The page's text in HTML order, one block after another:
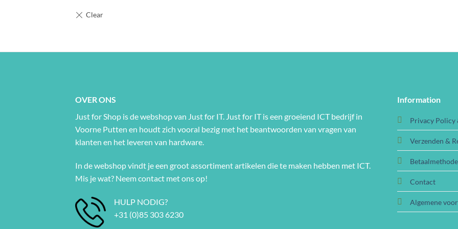
OVER ONS
Just for Shop is de webshop van Just for IT. Just for IT is een groeiend ICT bedrijf in
Voorne Putten en houdt zich vooral bezig met het beantwoorden van vragen van
klanten en het leveren van hardware.
In de webshop vindt je een groot assortiment artikelen die te maken hebben met ICT.
Mis je wat? Neem contact met ons op!
HULP NODIG?
+31 (0)85 303 6230
Information
Privacy Policy
Verzenden &
Contact
Algemene